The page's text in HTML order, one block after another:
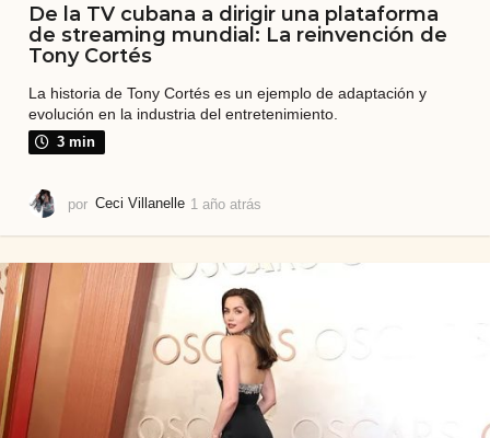
De la TV cubana a dirigir una plataforma
de streaming mundial: La reinvención de
Tony Cortés
La historia de Tony Cortés es un ejemplo de adaptación y
evolución en la industria del entretenimiento.
3 min
por Ceci Villanelle 1 año atrás
s
s
a
t
r
á
s